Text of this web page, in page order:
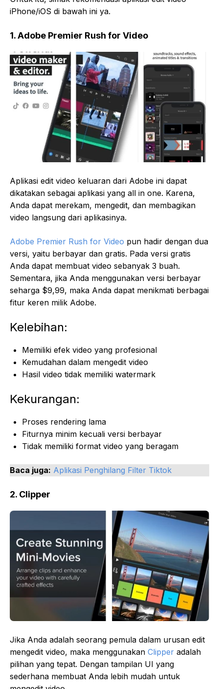
iPhone/iOS di bawah ini ya.
1. Adobe Premier Rush for Video
Aplikasi edit video keluaran dari Adobe ini dapat
dikatakan sebagai aplikasi yang all in one. Karena,
Anda dapat merekam, mengedit, dan membagikan
video langsung dari aplikasinya.
Adobe Premier Rush for Video pun hadir dengan dua
versi, yaitu berbayar dan gratis. Pada versi gratis
Anda dapat membuat video sebanyak 3 buah.
Sementara, jika Anda menggunakan versi berbayar
seharga $9,99, maka Anda dapat menikmati berbagai
fitur keren milik Adobe.
Kelebihan:
Memiliki efek video yang profesional
Kemudahan dalam mengedit video
Hasil video tidak memiliki watermark
Kekurangan:
Proses rendering lama
Fiturnya minim kecuali versi berbayar
Tidak memiliki format video yang beragam
Baca juga: Aplikasi Penghilang Filter Tiktok
2. Clipper
Jika Anda adalah seorang pemula dalam urusan edit
mengedit video, maka menggunakan Clipper adalah
pilihan yang tepat. Dengan tampilan UI yang
sederhana membuat Anda lebih mudah untuk